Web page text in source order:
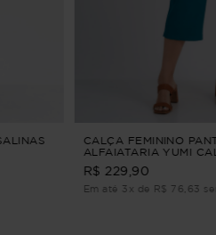
CALÇA FEMININO
ALFAIATARIA YUMI
PANTACOURT
R$ 229,90
Em até 3x de R$ 76,63